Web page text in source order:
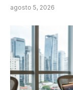
agosto 5, 2026